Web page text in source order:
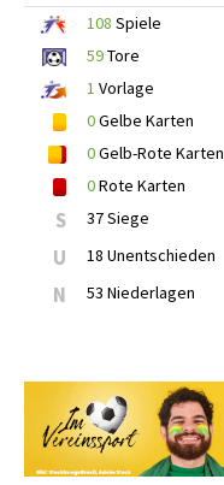
108 Spiele
59Tore
1 Vorlage
0Gelbe Karten
0Gelb-Rote Karten
0Rote Karten
S 37 Siege
U 18 Unentschieden
N 53 Niederlagen